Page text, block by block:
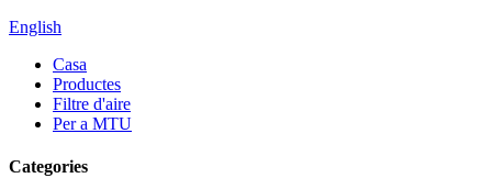
English
Casa
Productes
Filtre d'aire
Per a MTU
Categories